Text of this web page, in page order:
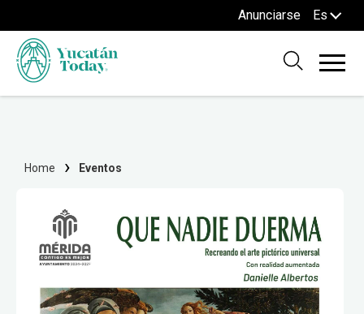
Anunciarse Es
Home Eventos